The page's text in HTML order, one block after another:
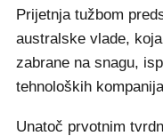
Prijetnja tužbom
australske vlade,
zabrane na snagu,
tehnoloških
Unatoč prvotnim